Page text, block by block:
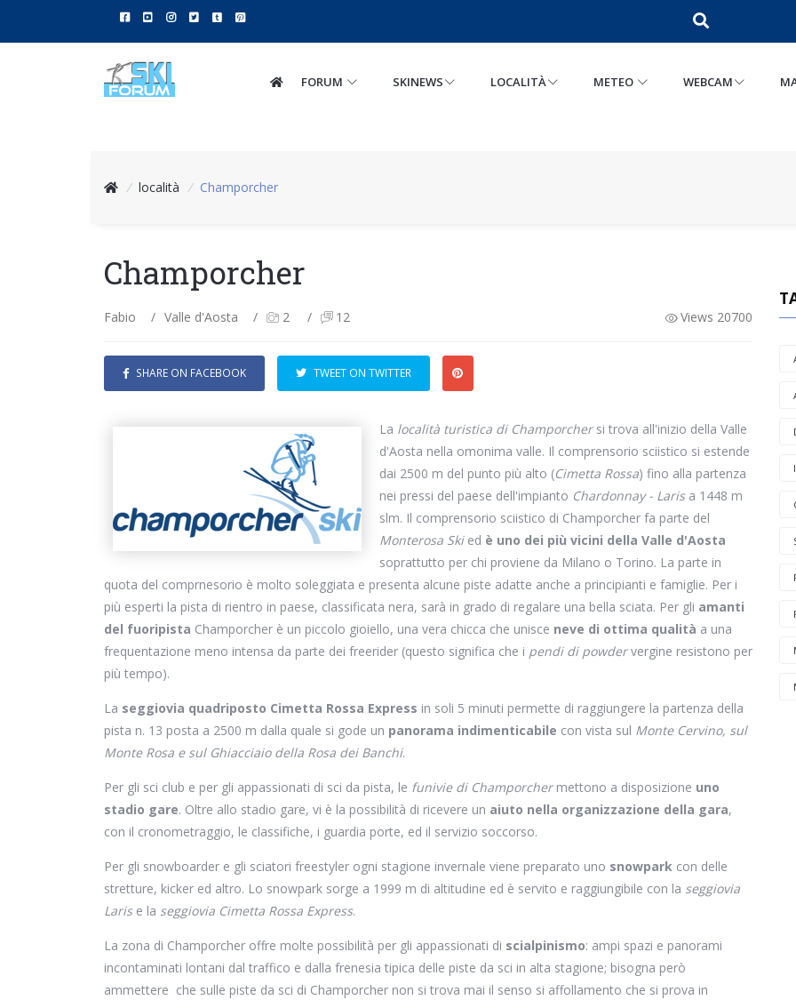
FORUM SKINEWS LOCALITÀ METEO WEBCAM
/ località / Champorcher
Champorcher
Fabio / Valle d'Aosta / 2 / 12 Views 20700
SHARE ON FACEBOOK TWEET ON TWITTER
La località turistica di Champorchersi trova all'inizio della Valle
d'Aosta nella omonima valle. Il comprensorio sciistico si estende
dai 2500 m del punto più alto (Cimetta Rossa) fino alla partenza
nei pressi del paese dell'impianto Chardonnay - Larisa 1448 m
slm. Il comprensorio sciistico di Champorcher fa parte del
Monterosa Skied è uno dei più vicini della Valle d'Aosta
soprattutto per chi proviene da Milano o Torino. La parte in
quota del comprnesorio è molto soleggiata e presenta alcune piste adatte anche a principianti e famiglie. Per i
più esperti la pista di rientro in paese, classificata nera, sarà in grado di regalare una bella sciata. Per gli amanti
del fuoripista Champorcher è un piccolo gioiello, una vera chicca che unisce neve di ottima qualità a una
frequentazione meno intensa da parte dei freerider (questo significa che i pendi di powdervergine resistono per
più tempo).
La seggiovia quadriposto Cimetta Rossa Express in soli 5 minuti permette di raggiungere la partenza della
pista n. 13 posta a 2500 m dalla quale si gode un panorama indimenticabile con vista sul Monte Cervino, sul
Monte Rosa e sul Ghiacciaio della Rosa dei Banchi.
Per gli sci club e per gli appassionati di sci da pista, le funivie di Champorchermettono a disposizione uno
stadio gare. Oltre allo stadio gare, vi è la possibilità di ricevere un aiuto nella organizzazione della gara,
con il cronometraggio, le classifiche, i guardia porte, ed il servizio soccorso.
Per gli snowboarder e gli sciatori freestyler ogni stagione invernale viene preparato uno snowpark con delle
stretture, kicker ed altro. Lo snowpark sorge a 1999 m di altitudine ed è servito e raggiungibile con la seggiovia
Larise la seggiovia Cimetta Rossa Express.
La zona di Champorcher offre molte possibilità per gli appassionati di scialpinismo: ampi spazi e panorami
incontaminati lontani dal traffico e dalla frenesia tipica delle piste da sci in alta stagione; bisogna però
ammettere che sulle piste da sci di Champorcher non si trova mai il senso si affollamento che si prova in